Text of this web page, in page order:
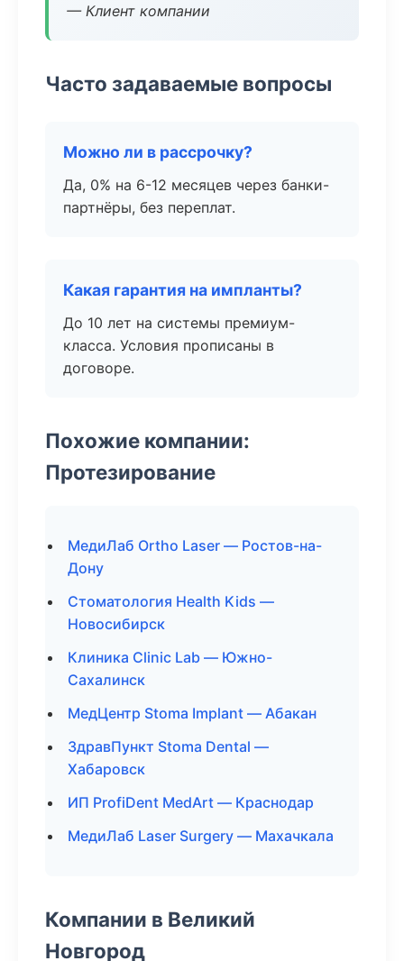
— Клиент компании
Часто задаваемые вопросы
Можно ли в рассрочку?
Да, 0% на 6-12 месяцев через банки-
партнёры, без переплат.
Какая гарантия на импланты?
До 10 лет на системы премиум-
класса. Условия прописаны в
договоре.
Похожие компании:
Протезирование
МедиЛаб Ortho Laser — Ростов-на-
Дону
Стоматология Health Kids —
Новосибирск
Клиника Clinic Lab — Южно-
Сахалинск
МедЦентр Stoma Implant — Абакан
ЗдравПункт Stoma Dental —
Хабаровск
ИП ProfiDent MedArt — Краснодар
МедиЛаб Laser Surgery — Махачкала
Компании в Великий
Новгород